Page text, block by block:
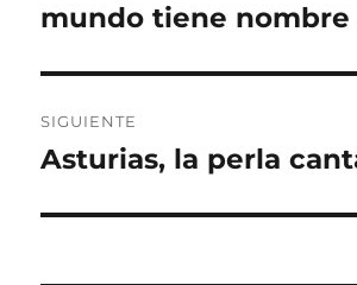
entradas
anterior:
mundo tiene nombre
SIGUIENTE
Entrada
Asturias, la perla